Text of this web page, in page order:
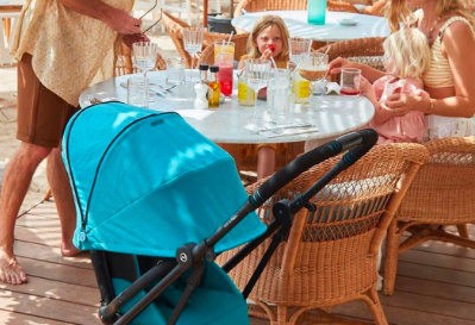
pueden hacer una valoración.